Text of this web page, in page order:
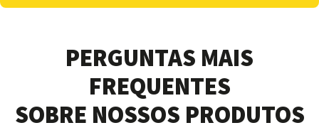
PERGUNTAS MAIS
FREQUENTES
SOBRE NOSSOS PRODUTOS